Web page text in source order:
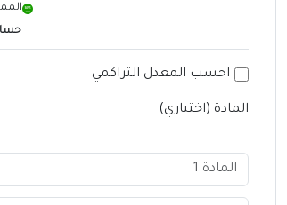
احسب المعدل التراكمي
المادة (اختياري)